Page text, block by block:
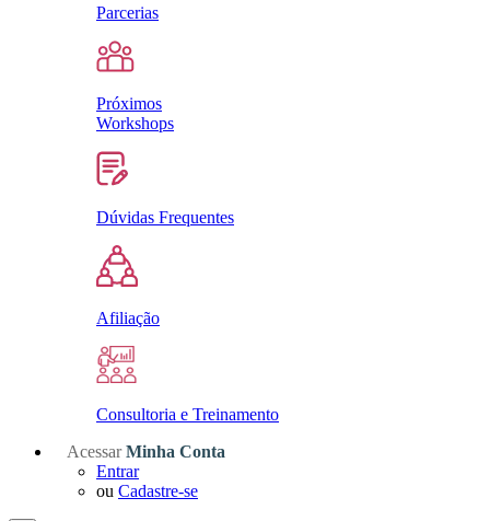
Parcerias
Próximos
Workshops
Dúvidas Frequentes
Afiliação
Consultoria e Treinamento
Acessar Minha Conta
Entrar
ou Cadastre-se